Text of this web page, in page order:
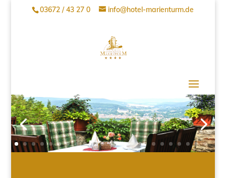
03672 / 43 27 0 info@hotel-marienturm.de